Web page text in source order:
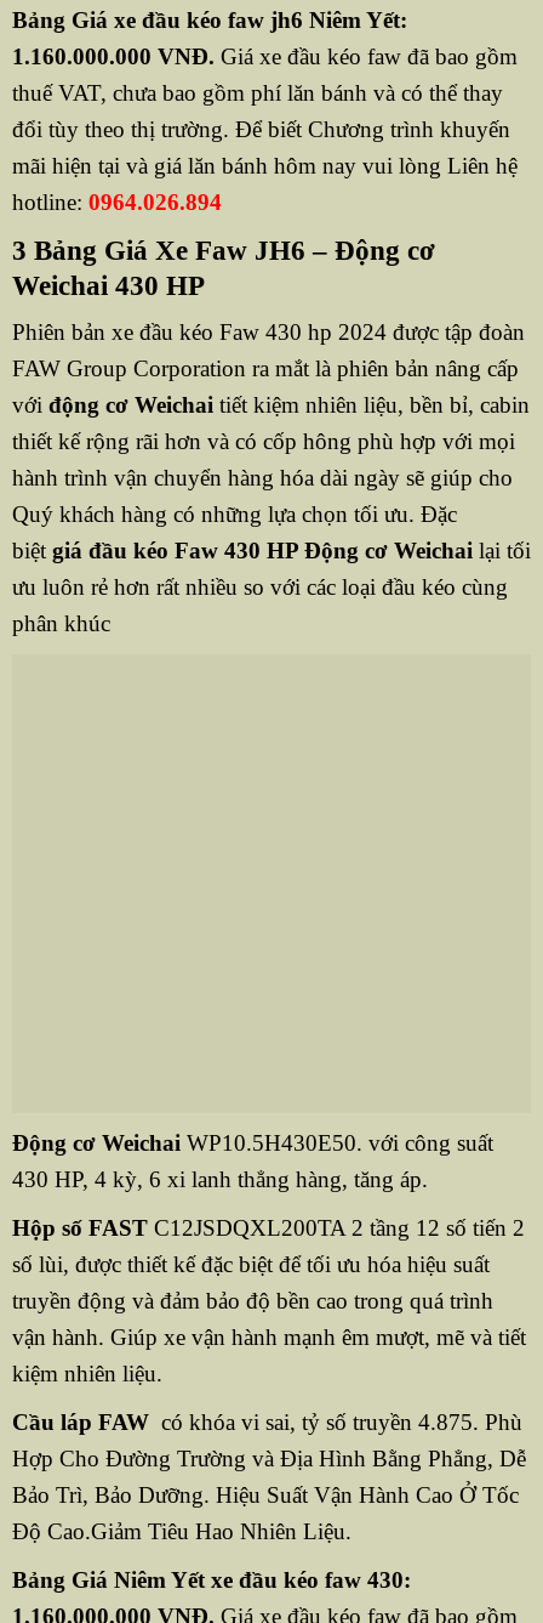
Bảng Giá xe đầu kéo faw jh6 Niêm Yết:
1.160.000.000 VNĐ. Giá xe đầu kéo faw đã bao gồm
thuế VAT, chưa bao gồm phí lăn bánh và có thể thay
đổi tùy theo thị trường. Để biết Chương trình khuyến
mãi hiện tại và giá lăn bánh hôm nay vui lòng Liên hệ
hotline: 0964.026.894
3 Bảng Giá Xe Faw JH6 – Động cơ
Weichai 430 HP
Phiên bản xe đầu kéo Faw 430 hp 2024 được tập đoàn
FAW Group Corporation ra mắt là phiên bản nâng cấp
vớiđộng cơ Weichaitiết kiệm nhiên liệu, bền bỉ, cabin
thiết kế rộng rãi hơn và có cốp hông phù hợp với mọi
hành trình vận chuyển hàng hóa dài ngày sẽ giúp cho
Quý khách hàng có những lựa chọn tối ưu. Đặc
biệtgiá đầu kéo Faw 430 HP Động cơ Weichailại tối
ưu luôn rẻ hơn rất nhiều so với các loại đầu kéo cùng
phân khúc
Động cơ Weichai WP10.5H430E50. với công suất
430 HP, 4 kỳ, 6 xi lanh thẳng hàng, tăng áp.
Hộp số FAST C12JSDQXL200TA 2 tầng 12 số tiến 2
số lùi, được thiết kế đặc biệt để tối ưu hóa hiệu suất
truyền động và đảm bảo độ bền cao trong quá trình
vận hành. Giúp xe vận hành mạnh êm mượt, mẽ và tiết
kiệm nhiên liệu.
Cầu láp FAWcó khóa vi sai, tỷ số truyền 4.875. Phù
Hợp Cho Đường Trường và Địa Hình Bằng Phẳng, Dễ
Bảo Trì, Bảo Dưỡng. Hiệu Suất Vận Hành Cao Ở Tốc
Độ Cao.Giảm Tiêu Hao Nhiên Liệu.
Bảng Giá Niêm Yết xe đầu kéo faw 430:
1.160.000.000 VNĐ. Giá xe đầu kéo faw đã bao gồm